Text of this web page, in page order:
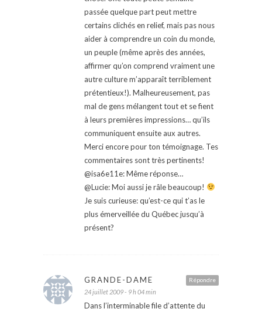
passée quelque part peut mettre
certains clichés en relief, mais pas nous
aider à comprendre un coin du monde,
un peuple (même après des années,
affirmer qu’on comprend vraiment une
autre culture m’apparaît terriblement
prétentieux!). Malheureusement, pas
mal de gens mélangent tout et se fient
à leurs premières impressions… qu’ils
communiquent ensuite aux autres.
Merci encore pour ton témoignage. Tes
commentaires sont très pertinents!
@isa6e11e: Même réponse…
@Lucie: Moi aussi je râle beaucoup!
Je suis curieuse: qu’est-ce qui t’as le
plus émerveillée du Québec jusqu’à
présent?
Répondre
GRANDE-DAME
24 juillet 2009 - 9 h 04 min
Dans l’interminable file d’attente du